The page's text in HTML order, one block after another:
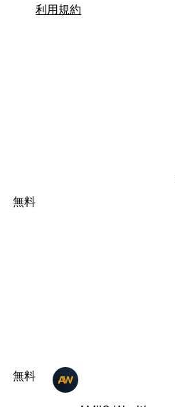
利用規約
無料
無料